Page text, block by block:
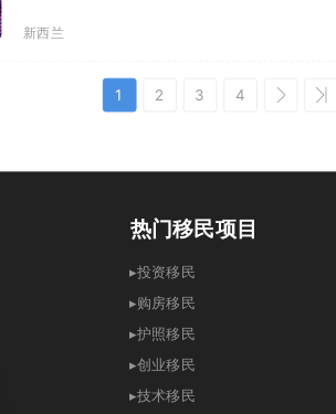
新西兰
1 2 3 4
▸投资移民
▸购房移民
▸护照移民
▸创业移民
▸技术移民
热门移民项目